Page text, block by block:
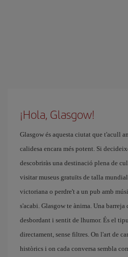
¡Hola, Glasgow!
Glasgow és aquesta ciutat que t'acull
calidesa encara més potent. Si
descobriràs una destinació plena de
visitar museus gratuïts de talla
victoriana o perdre't a un pub amb
s'acabi. Glasgow te ànima. Una
desbordant i sentit de lhumor. És el
directament, sense filtres. On l'art de
històrics i on cada conversa sembla